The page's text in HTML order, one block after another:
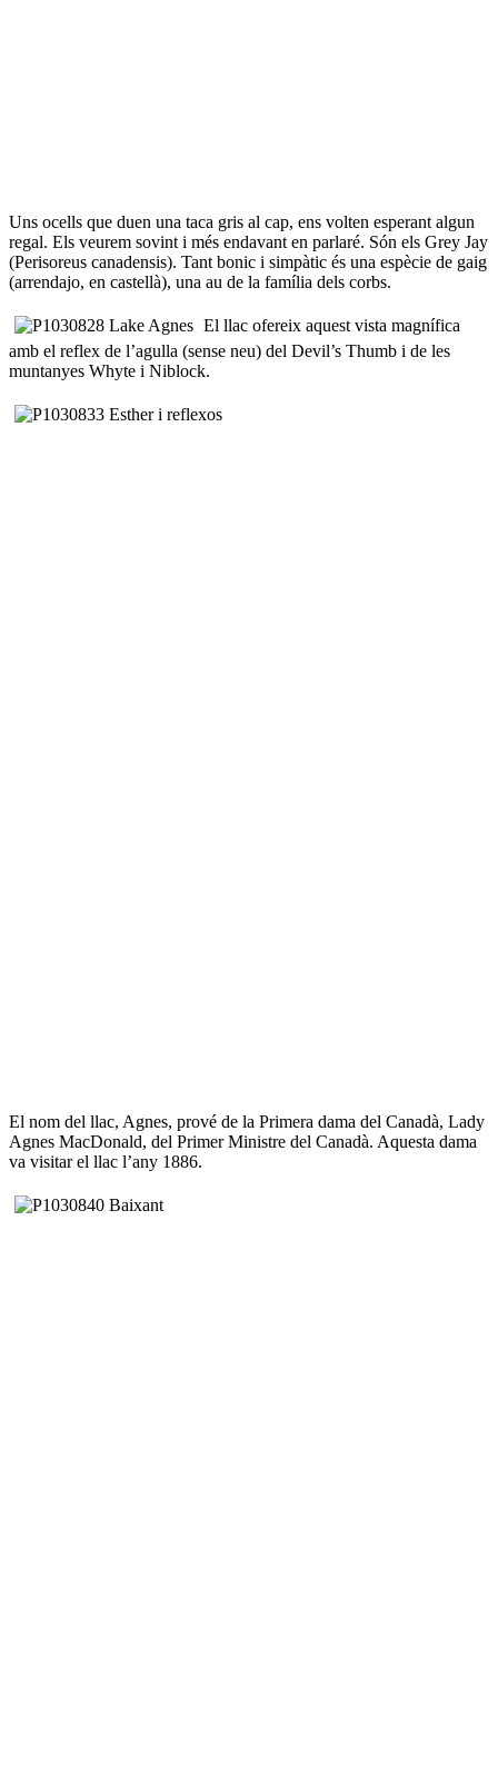
Uns ocells que duen una taca gris al cap, ens volten esperant algun
regal. Els veurem sovint i més endavant en parlaré. Són els Grey Jay
(Perisoreus canadensis). Tant bonic i simpàtic és una espècie de gaig
(arrendajo, en castellà), una au de la família dels corbs.
El llac ofereix aquest vista magnífica
amb el reflex de l’agulla (sense neu) del Devil’s Thumb i de les
muntanyes Whyte i Niblock.
El nom del llac, Agnes, prové de la Primera dama del Canadà, Lady
Agnes MacDonald, del Primer Ministre del Canadà. Aquesta dama
va visitar el llac l’any 1886.